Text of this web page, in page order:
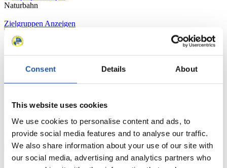
Consent Details About
This website uses cookies
We use cookies to personalise content and ads, to
provide social media features and to analyse our traffic.
We also share information about your use of our site with
our social media, advertising and analytics partners who
Naturbahn
Zielgruppen Anzeigen
Für Presse- und Medienvertreter
haben Zugriff auf Athletenbiographien und Informationen zu
beantragen, die Grundregeln des Rennrodelsports einsehen und
>> Weiter